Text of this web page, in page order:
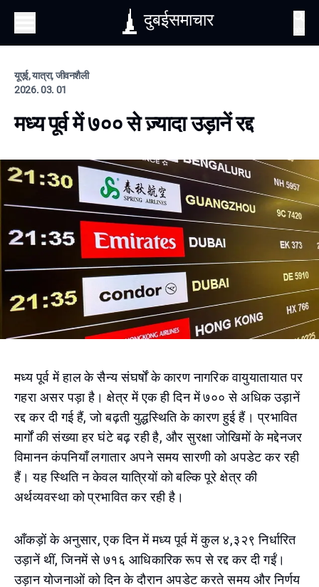
दुबईसमाचार
यूएई, यात्रा, जीवनशैली
2026. 03. 01
मध्य पूर्व में ७०० से ज़्यादा उड़ानें रद्द
मध्य पूर्व में हाल के सैन्य संघर्षों के कारण नागरिक वायुयातायात पर
गहरा असर पड़ा है। क्षेत्र में एक ही दिन में ७०० से अधिक उड़ानें
रद्द कर दी गई हैं, जो बढ़ती युद्धस्थिति के कारण हुई हैं। प्रभावित
मार्गों की संख्या हर घंटे बढ़ रही है, और सुरक्षा जोखिमों के मद्देनजर
विमानन कंपनियाँ लगातार अपने समय सारणी को अपडेट कर रही
हैं। यह स्थिति न केवल यात्रियों को बल्कि पूरे क्षेत्र की
अर्थव्यवस्था को प्रभावित कर रही है।
आँकड़ों के अनुसार, एक दिन में मध्य पूर्व में कुल ४,३२९ निर्धारित
उड़ानें थीं, जिनमें से ७१६ आधिकारिक रूप से रद्द कर दी गईं।
उड़ान योजनाओं को दिन के दौरान अपडेट करते समय और निर्णय